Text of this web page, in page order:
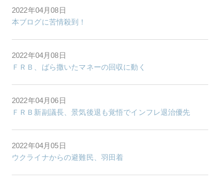
2022年04月08日
本ブログに苦情殺到！
2022年04月08日
ＦＲＢ、ばら撒いたマネーの回収に動く
2022年04月06日
ＦＲＢ新副議長、景気後退も覚悟でインフレ退治優先
2022年04月05日
ウクライナからの避難民、羽田着